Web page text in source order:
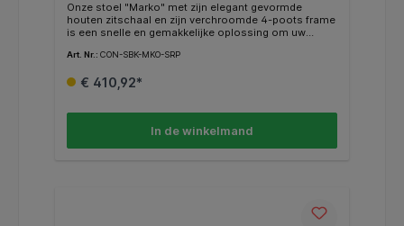
Onze stoel "Marko" met zijn elegant gevormde
houten zitschaal en zijn verchroomde 4-poots frame
is een snelle en gemakkelijke oplossing om uw
voorzien. Het kan in verschillende beitskleuren
Art. Nr.: CON-SBK-MKO-SRP
€ 410,92*
In de winkelmand